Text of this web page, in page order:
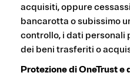
acquisiti, oppure
bancarotta o subissimo
controllo, i dati
dei beni trasferiti o
Protezione di OneTrust